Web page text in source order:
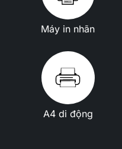
Máy in nhãn
A4 di động